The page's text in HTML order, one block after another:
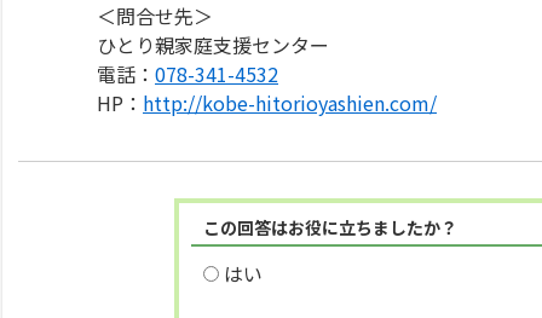
＜問合せ先＞
ひとり親家庭支援センター
電話： 078-341-4532
HP： http://kobe-hitorioyashien.com/
この回答はお役に立ちましたか？
はい